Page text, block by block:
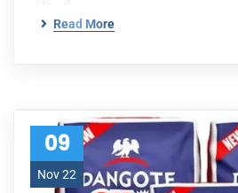
Read More
09
Nov 22